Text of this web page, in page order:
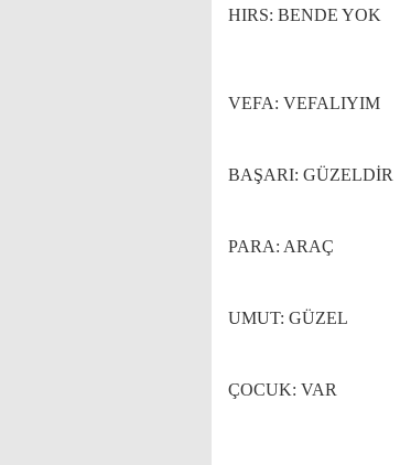
HIRS: BENDE YOK
VEFA: VEFALIYIM
BAŞARI: GÜZELDİR
PARA: ARAÇ
UMUT: GÜZEL
ÇOCUK: VAR